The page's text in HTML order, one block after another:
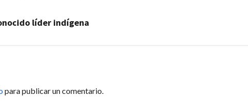
líder indígena
para publicar un comentario.